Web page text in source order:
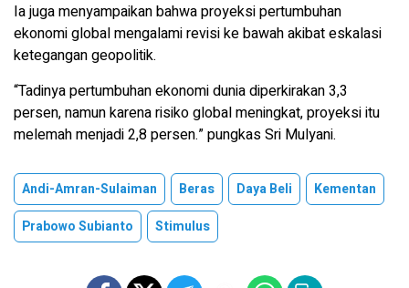
Ia juga menyampaikan bahwa proyeksi pertumbuhan
ekonomi global mengalami revisi ke bawah akibat eskalasi
ketegangan geopolitik.
“Tadinya pertumbuhan ekonomi dunia diperkirakan 3,3
persen, namun karena risiko global meningkat, proyeksi itu
melemah menjadi 2,8 persen.” pungkas Sri Mulyani.
Andi-Amran-Sulaiman Beras Daya Beli
Kementan
Prabowo Subianto
Stimulus